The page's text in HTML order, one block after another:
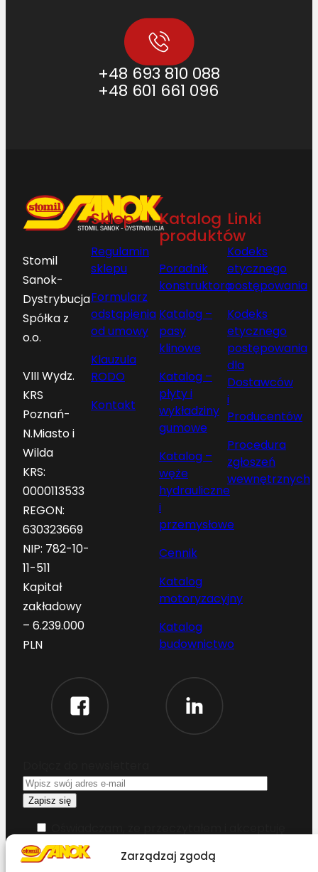
Zarządzaj zgodą
+48 693 810 088
+48 601 661 096
Stomil
Sanok-
Dystrybucja
Spółka z
o.o.
VIII Wydz.
KRS
Poznań-
N.Miasto i
Wilda
KRS:
0000113533
REGON:
630323669
NIP: 782-10-
11-511
Kapitał
zakładowy
– 6.239.000
PLN
Sklep
Regulamin
sklepu
Formularz
odstąpienia
od umowy
Klauzula
RODO
Kontakt
Katalog
produktów
Poradnik
konstruktora
Katalog –
pasy
klinowe
Katalog –
płyty i
wykładziny
gumowe
Katalog –
węże
hydrauliczne
i
przemysłowe
Cennik
Katalog
motoryzacyjny
Katalog
budownictwo
Linki
Kodeks
etycznego
postępowania
Kodeks
etycznego
postępowania
dla
Dostawców
i
Producentów
Procedura
zgłoszeń
wewnętrznych
warunki korzystania z serwisu